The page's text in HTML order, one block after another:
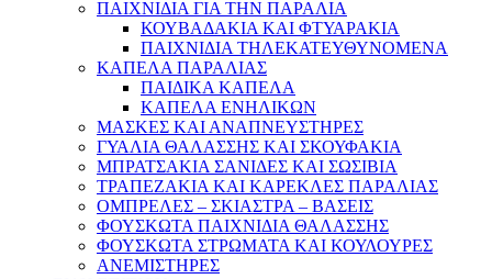
ΠΑΙΧΝΙΔΙΑ ΓΙΑ ΤΗΝ ΠΑΡΑΛΙΑ
ΚΟΥΒΑΔΑΚΙΑ ΚΑΙ ΦΤΥΑΡΑΚΙΑ
ΠΑΙΧΝΙΔΙΑ ΤΗΛΕΚΑΤΕΥΘΥΝΟΜΕΝΑ
ΚΑΠΕΛΑ ΠΑΡΑΛΙΑΣ
ΠΑΙΔΙΚΑ ΚΑΠΕΛΑ
ΚΑΠΕΛΑ ΕΝΗΛΙΚΩΝ
ΜΑΣΚΕΣ ΚΑΙ ΑΝΑΠΝΕΥΣΤΗΡΕΣ
ΓΥΑΛΙΑ ΘΑΛΑΣΣΗΣ ΚΑΙ ΣΚΟΥΦΑΚΙΑ
ΜΠΡΑΤΣΑΚΙΑ ΣΑΝΙΔΕΣ ΚΑΙ ΣΩΣΙΒΙΑ
ΤΡΑΠΕΖΑΚΙΑ ΚΑΙ ΚΑΡΕΚΛΕΣ ΠΑΡΑΛΙΑΣ
ΟΜΠΡΕΛΕΣ – ΣΚΙΑΣΤΡΑ – ΒΑΣΕΙΣ
ΦΟΥΣΚΩΤΑ ΠΑΙΧΝΙΔΙΑ ΘΑΛΑΣΣΗΣ
ΦΟΥΣΚΩΤΑ ΣΤΡΩΜΑΤΑ ΚΑΙ ΚΟΥΛΟΥΡΕΣ
ΑΝΕΜΙΣΤΗΡΕΣ